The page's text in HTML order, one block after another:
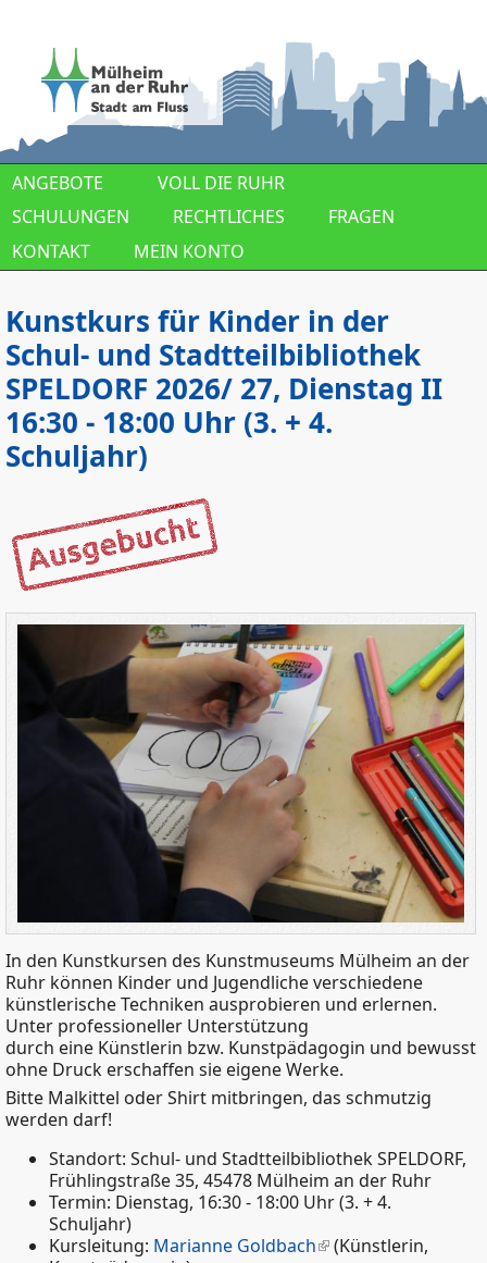
ANGEBOTE
VOLL DIE RUHR
SCHULUNGEN
RECHTLICHES
FRAGEN
KONTAKT
MEIN KONTO
Kunstkurs für Kinder in der
Schul- und Stadtteilbibliothek
SPELDORF 2026/ 27, Dienstag II
16:30 - 18:00 Uhr (3. + 4.
Schuljahr)
In den Kunstkursen des Kunstmuseums Mülheim an der
Ruhr können Kinder und Jugendliche verschiedene
künstlerische Techniken ausprobieren und erlernen.
Unter professioneller Unterstützung
durch eine Künstlerin bzw. Kunstpädagogin und bewusst
ohne Druck erschaffen sie eigene Werke.
Bitte Malkittel oder Shirt mitbringen, das schmutzig
werden darf!
Standort: Schul- und Stadtteilbibliothek SPELDORF,
Frühlingstraße 35, 45478 Mülheim an der Ruhr
Termin: Dienstag, 16:30 - 18:00 Uhr (3. + 4.
Schuljahr)
Kursleitung: Marianne Goldbach
(Künstlerin,